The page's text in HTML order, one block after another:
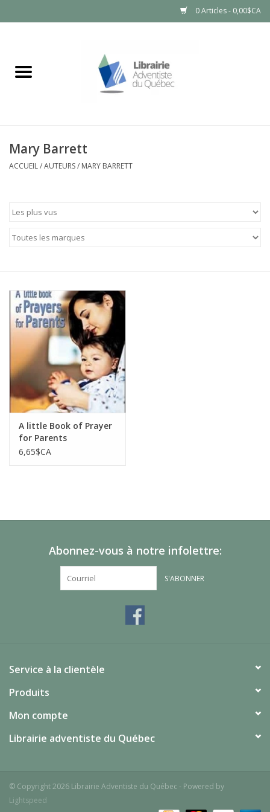
0 Articles - 0,00$CA
Mary Barrett
ACCUEIL/AUTEURS/ MARY BARRETT
A little Book of Prayer
for Parents
6,65$CA
Abonnez-vous à notre infolettre:
S'ABONNER
Service à la clientèle
Produits
Mon compte
Librairie adventiste du Québec
© Copyright 2026 Librairie Adventiste du Québec - Powered by
Lightspeed